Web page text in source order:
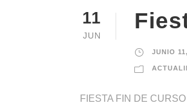
11
JUN
JUNIO
FIESTA FIN DE